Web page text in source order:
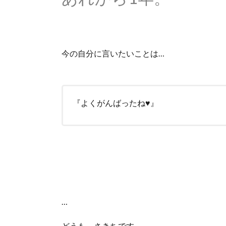
今の自分に言いたいことは…
『よくがんばったね♥』